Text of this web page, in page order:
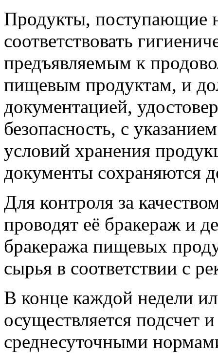
Продукты, поступающие
соответствовать
предъявляемым к
пищевым продуктам, и
документацией,
безопасность, с
условий хранения
документы сохраняются
Для контроля за
проводят её бракераж и
бракеража пищевых
сырья в соответствии с
В конце каждой недели
осуществляется подсчет
среднесуточными